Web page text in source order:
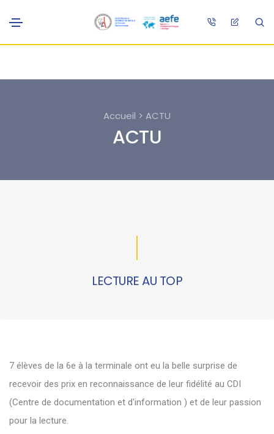
Accueil > ACTU
ACTU
LECTURE AU TOP
7 élèves de la 6e à la terminale ont eu la belle surprise de
recevoir des prix en reconnaissance de leur fidélité au CDI
(Centre de documentation et d'information ) et de leur passion
pour la lecture.